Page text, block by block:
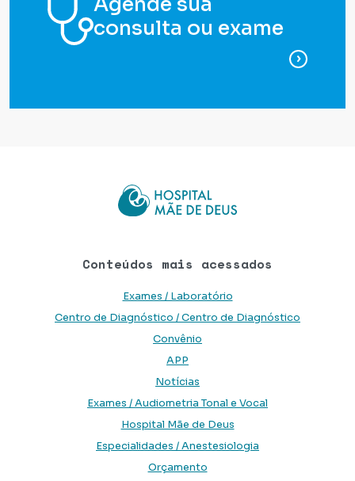
consulta ou exame
para
Conteúdos mais acessados
Exames / Laboratório
Centro de Diagnóstico / Centro de Diagnóstico
Convênio
APP
Notícias
Exames / Audiometria Tonal e Vocal
Hospital Mãe de Deus
Especialidades / Anestesiologia
Orçamento